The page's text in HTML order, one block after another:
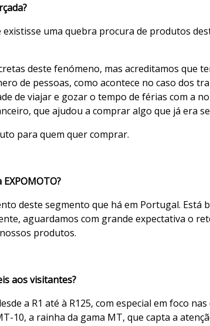
uma quebra procura de produtos
deste fenómeno, mas acreditamos que
de pessoas, como acontece no caso dos
de viajar e gozar o tempo de férias com a
que ajudou a comprar algo que já era
para quem quer comprar.
deste segmento que há em Portugal. Está
aguardamos com grande expectativa o
produtos.
aos visitantes?
a R1 até à R125, com especial em foco
10, a rainha da gama MT, que capta a